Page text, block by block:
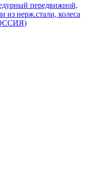
передвижной,
из нерж.стали, колеса